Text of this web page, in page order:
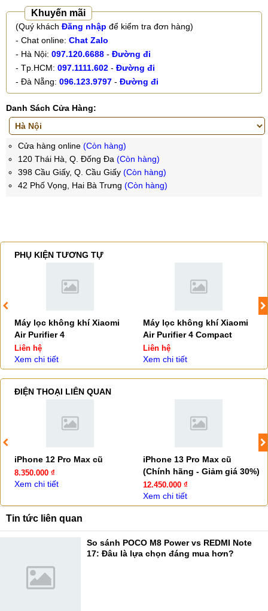
Khuyến mãi
(Quý khách Đăng nhập để kiểm tra đơn hàng)
- Chat online: Chat Zalo
- Hà Nội: 097.120.6688 - Đường đi
- Tp.HCM: 097.1111.602 - Đường đi
- Đà Nẵng: 096.123.9797 - Đường đi
Danh Sách Cửa Hàng:
Cửa hàng online (Còn hàng)
120 Thái Hà, Q. Đống Đa (Còn hàng)
398 Cầu Giấy, Q. Cầu Giấy (Còn hàng)
42 Phố Vọng, Hai Bà Trưng (Còn hàng)
PHỤ KIỆN TƯƠNG TỰ
Máy lọc không khí Xiaomi
Air Purifier 4
Liên hệ
Xem chi tiết
Máy lọc không khí Xiaomi
Air Purifier 4 Compact
Liên hệ
Xem chi tiết
ĐIỆN THOẠI LIÊN QUAN
iPhone 12 Pro Max cũ
8.350.000 ₫
Xem chi tiết
iPhone 13 Pro Max cũ
(Chính hãng - Giảm giá 30%)
12.450.000 ₫
Xem chi tiết
Tin tức liên quan
So sánh POCO M8 Power vs REDMI Note
17: Đâu là lựa chọn đáng mua hơn?